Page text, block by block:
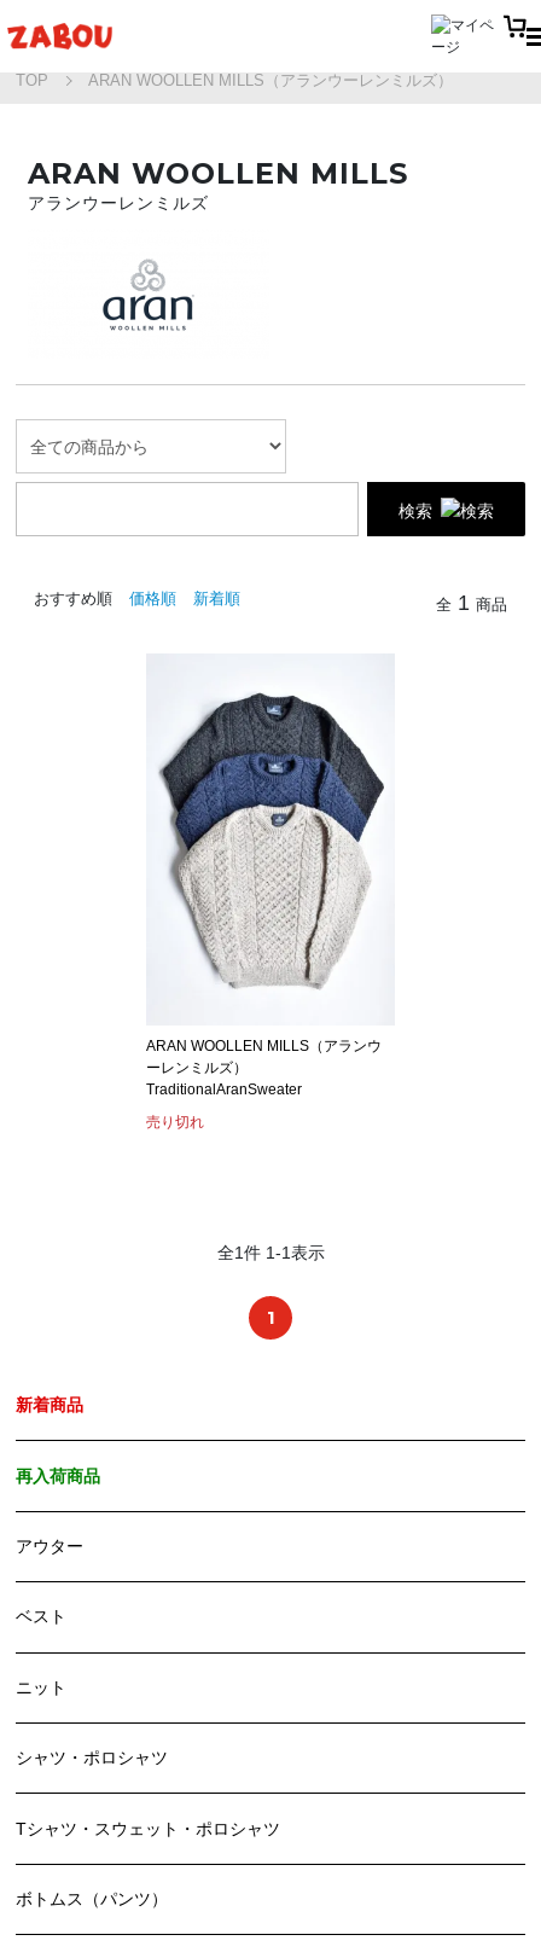
TOP ARAN WOOLLEN MILLS（アランウーレンミルズ）
ARAN WOOLLEN MILLS
アランウーレンミルズ
検索
おすすめ順 価格順 新着順 全 1 商品
ARAN WOOLLEN MILLS（アランウ
ーレンミルズ）
TraditionalAranSweater
売り切れ
全1件 1-1表示
1
新着商品
再入荷商品
アウター
ベスト
ニット
シャツ・ポロシャツ
Tシャツ・スウェット・ポロシャツ
ボトムス（パンツ）